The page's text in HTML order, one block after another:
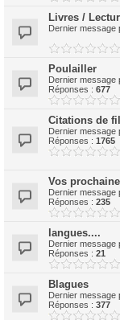
Livres /
Dernier message
Poulailler
Dernier message
Réponses : 677
Citations de
Dernier message
Réponses : 1765
Vos
Dernier message
Réponses : 235
langues....
Dernier message
Réponses : 21
Blagues
Dernier message
Réponses : 377